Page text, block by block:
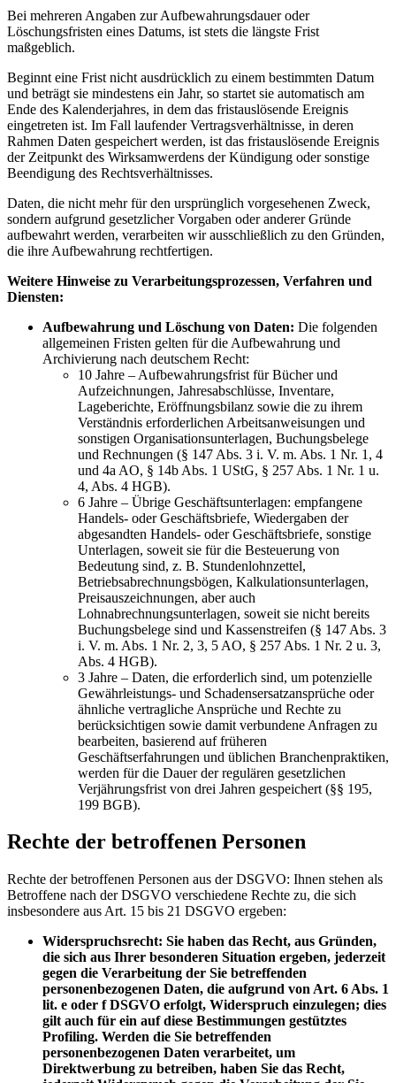
Bei mehreren Angaben zur Aufbewahrungsdauer oder
Löschungsfristen eines Datums, ist stets die längste Frist
maßgeblich.
Beginnt eine Frist nicht ausdrücklich zu einem bestimmten Datum
und beträgt sie mindestens ein Jahr, so startet sie automatisch am
Ende des Kalenderjahres, in dem das fristauslösende Ereignis
eingetreten ist. Im Fall laufender Vertragsverhältnisse, in deren
Rahmen Daten gespeichert werden, ist das fristauslösende Ereignis
der Zeitpunkt des Wirksamwerdens der Kündigung oder sonstige
Beendigung des Rechtsverhältnisses.
Daten, die nicht mehr für den ursprünglich vorgesehenen Zweck,
sondern aufgrund gesetzlicher Vorgaben oder anderer Gründe
aufbewahrt werden, verarbeiten wir ausschließlich zu den Gründen,
die ihre Aufbewahrung rechtfertigen.
Weitere Hinweise zu Verarbeitungsprozessen, Verfahren und
Diensten:
Aufbewahrung und Löschung von Daten: Die folgenden
allgemeinen Fristen gelten für die Aufbewahrung und
Archivierung nach deutschem Recht:
10 Jahre – Aufbewahrungsfrist für Bücher und
Aufzeichnungen, Jahresabschlüsse, Inventare,
Lageberichte, Eröffnungsbilanz sowie die zu ihrem
Verständnis erforderlichen Arbeitsanweisungen und
sonstigen Organisationsunterlagen, Buchungsbelege
und Rechnungen (§ 147 Abs. 3 i. V. m. Abs. 1 Nr. 1, 4
und 4a AO, § 14b Abs. 1 UStG, § 257 Abs. 1 Nr. 1 u.
4, Abs. 4 HGB).
6 Jahre – Übrige Geschäftsunterlagen: empfangene
Handels- oder Geschäftsbriefe, Wiedergaben der
abgesandten Handels- oder Geschäftsbriefe, sonstige
Unterlagen, soweit sie für die Besteuerung von
Bedeutung sind, z. B. Stundenlohnzettel,
Betriebsabrechnungsbögen, Kalkulationsunterlagen,
Preisauszeichnungen, aber auch
Lohnabrechnungsunterlagen, soweit sie nicht bereits
Buchungsbelege sind und Kassenstreifen (§ 147 Abs. 3
i. V. m. Abs. 1 Nr. 2, 3, 5 AO, § 257 Abs. 1 Nr. 2 u. 3,
Abs. 4 HGB).
3 Jahre – Daten, die erforderlich sind, um potenzielle
Gewährleistungs- und Schadensersatzansprüche oder
ähnliche vertragliche Ansprüche und Rechte zu
berücksichtigen sowie damit verbundene Anfragen zu
bearbeiten, basierend auf früheren
Geschäftserfahrungen und üblichen Branchenpraktiken,
werden für die Dauer der regulären gesetzlichen
Verjährungsfrist von drei Jahren gespeichert (§§ 195,
199 BGB).
Rechte der betroffenen Personen
Rechte der betroffenen Personen aus der DSGVO: Ihnen stehen als
Betroffene nach der DSGVO verschiedene Rechte zu, die sich
insbesondere aus Art. 15 bis 21 DSGVO ergeben:
Widerspruchsrecht: Sie haben das Recht, aus Gründen,
die sich aus Ihrer besonderen Situation ergeben, jederzeit
gegen die Verarbeitung der Sie betreffenden
personenbezogenen Daten, die aufgrund von Art. 6 Abs. 1
lit. e oder f DSGVO erfolgt, Widerspruch einzulegen; dies
gilt auch für ein auf diese Bestimmungen gestütztes
Profiling. Werden die Sie betreffenden
personenbezogenen Daten verarbeitet, um
Direktwerbung zu betreiben, haben Sie das Recht,